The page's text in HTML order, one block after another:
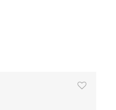
af høj kvalitet,
er kendt for deres
af dygtige